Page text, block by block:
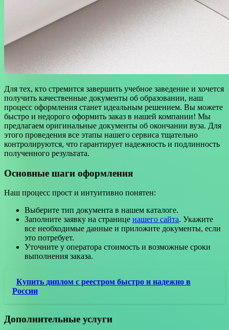
Для тех, кто стремится завершить учебное заведение и хочется
получить качественные документы об образовании, наш
процесс оформления станет идеальным решением. Вы можете
быстро и недорого оформить заказ в нашей компании! Мы
предлагаем оригинальные документы об окончании вуза. Для
этого проведения все этапы нашего сервиса тщательно
контролируются, что гарантирует надежность и подлинность
полученного результата.
Основные шаги оформления
Наш процесс прост и интуитивно понятен:
Выберите тип документа в нашем каталоге.
Заполните заявку на странице нашего сайта. Укажите
все необходимые данные и приложите документы, если
это потребует.
Уточните у оператора стоимость и возможные сроки
выполнения заказа.
Купить диплом с реестром быстро и надежно в
России
Дополнительные услуги